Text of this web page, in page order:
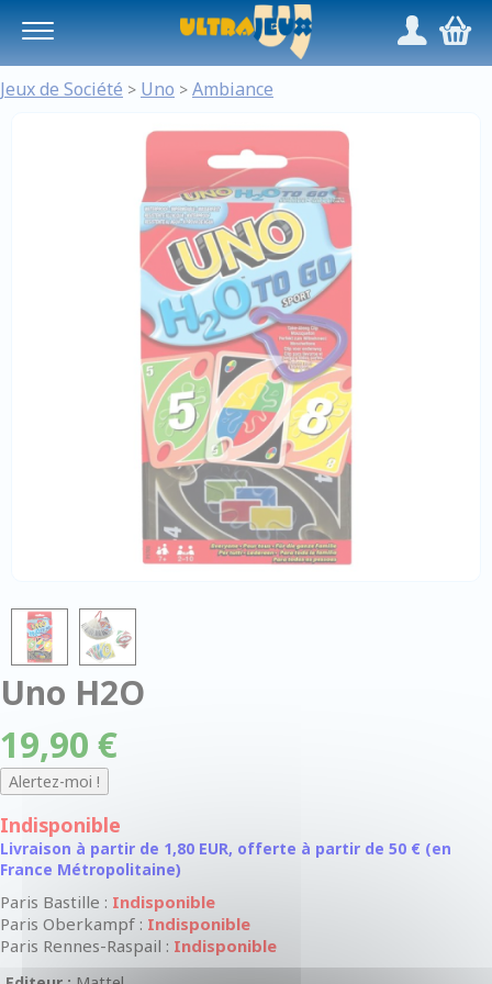
/,
Jeux de Société > Uno > Ambiance
Uno H2O
19,90 €
Indisponible
Livraison à partir de 1,80 EUR, offerte à partir de 50 € (en
France Métropolitaine)
Paris Bastille : Indisponible
Paris Oberkampf : Indisponible
Paris Rennes-Raspail : Indisponible